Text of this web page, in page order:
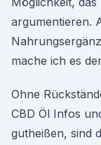
argumentieren.
mache ich es
Ohne
CBD Öl Infos
gutheißen, sind